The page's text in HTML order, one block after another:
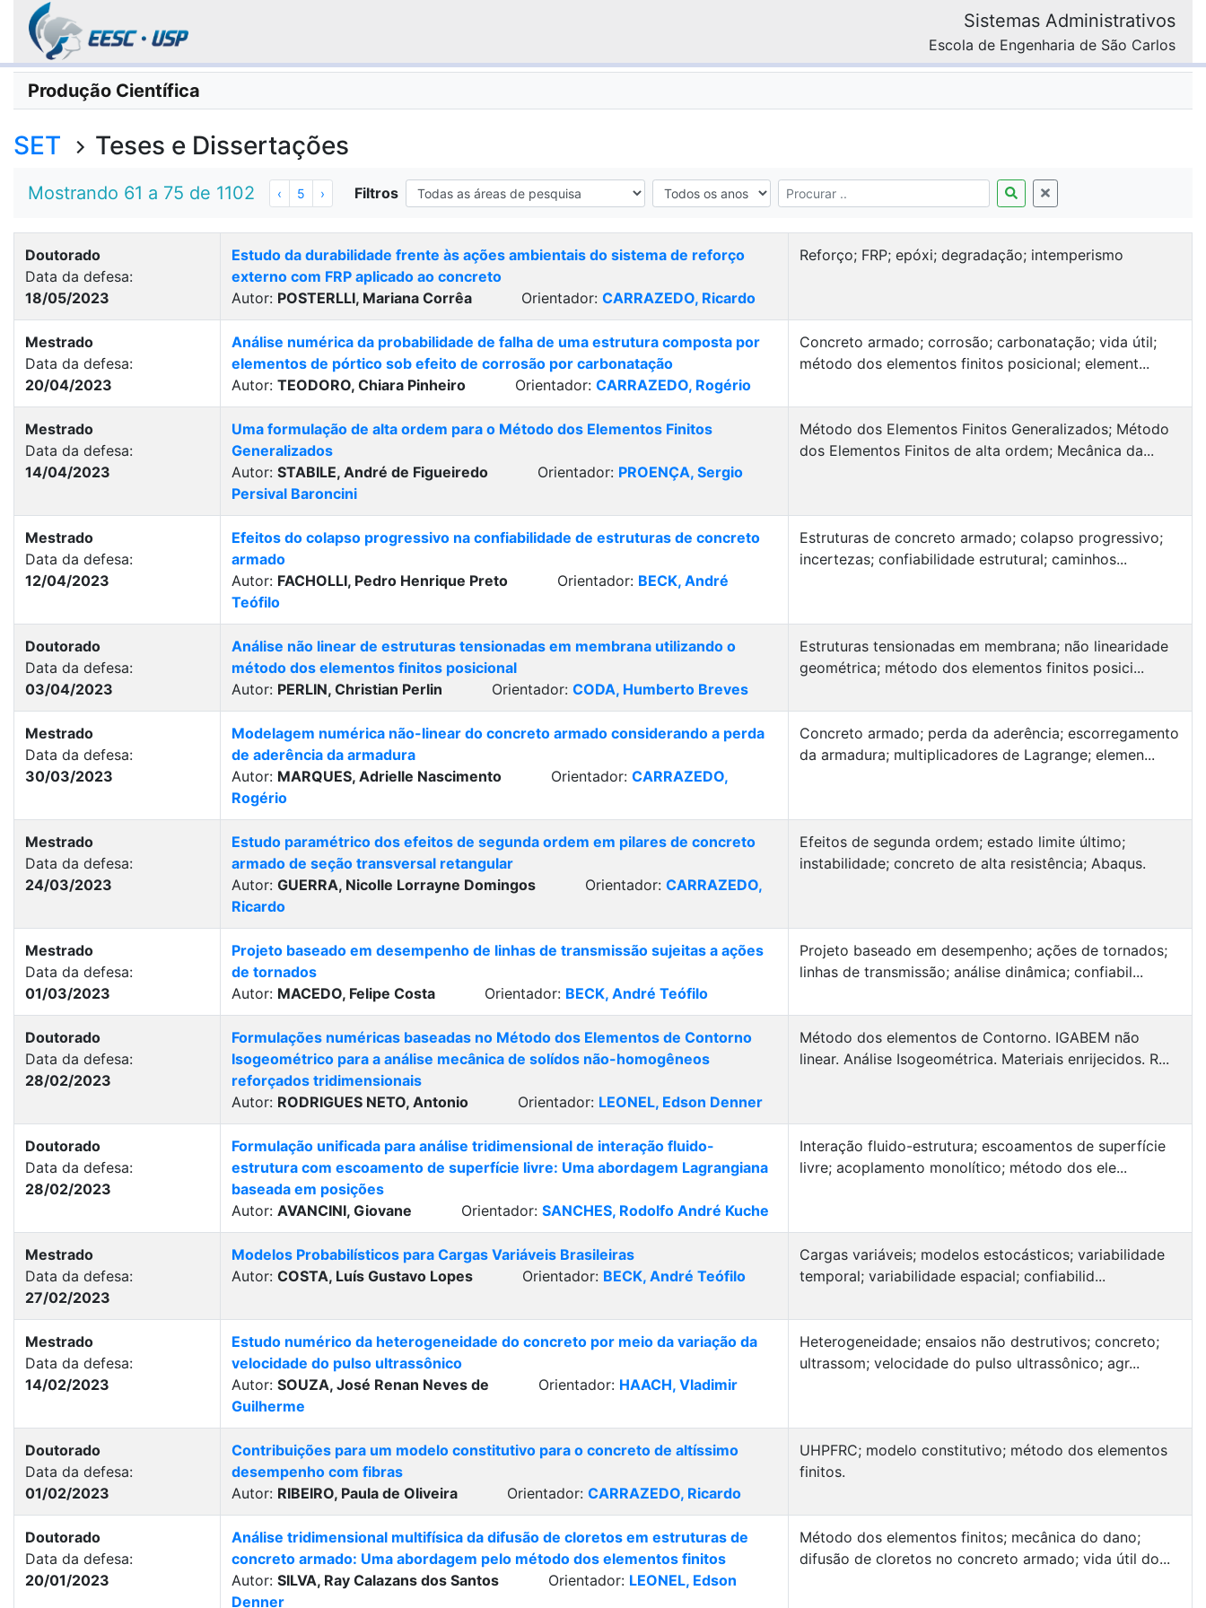
Sistemas Administrativos
Escola de Engenharia de São Carlos
Produção Científica
SET Teses e Dissertações
Mostrando 61 a 75 de 1102 ‹ 5 › Filtros
Doutorado
Data da defesa:
18/05/2023
Estudo da durabilidade frente às ações ambientais do sistema de reforço
externo com FRP aplicado ao concreto
Autor: POSTERLLI, Mariana Corrêa Orientador: CARRAZEDO, Ricardo
Reforço; FRP; epóxi; degradação; intemperismo
Mestrado
Data da defesa:
20/04/2023
Análise numérica da probabilidade de falha de uma estrutura composta por
elementos de pórtico sob efeito de corrosão por carbonatação
Autor: TEODORO, Chiara Pinheiro Orientador: CARRAZEDO, Rogério
Concreto armado; corrosão; carbonatação; vida útil;
método dos elementos finitos posicional; element...
Mestrado
Data da defesa:
14/04/2023
Uma formulação de alta ordem para o Método dos Elementos Finitos
Generalizados
Autor: STABILE, André de Figueiredo Orientador: PROENÇA, Sergio
Persival Baroncini
Método dos Elementos Finitos Generalizados; Método
dos Elementos Finitos de alta ordem; Mecânica da...
Mestrado
Data da defesa:
12/04/2023
Efeitos do colapso progressivo na confiabilidade de estruturas de concreto
armado
Autor: FACHOLLI, Pedro Henrique Preto Orientador: BECK, André
Teófilo
Estruturas de concreto armado; colapso progressivo;
incertezas; confiabilidade estrutural; caminhos...
Doutorado
Data da defesa:
03/04/2023
Análise não linear de estruturas tensionadas em membrana utilizando o
método dos elementos finitos posicional
Autor: PERLIN, Christian Perlin Orientador: CODA, Humberto Breves
Estruturas tensionadas em membrana; não linearidade
geométrica; método dos elementos finitos posici...
Mestrado
Data da defesa:
30/03/2023
Modelagem numérica não-linear do concreto armado considerando a perda
de aderência da armadura
Autor: MARQUES, Adrielle Nascimento Orientador: CARRAZEDO,
Rogério
Concreto armado; perda da aderência; escorregamento
da armadura; multiplicadores de Lagrange; elemen...
Mestrado
Data da defesa:
24/03/2023
Estudo paramétrico dos efeitos de segunda ordem em pilares de concreto
armado de seção transversal retangular
Autor: GUERRA, Nicolle Lorrayne Domingos Orientador: CARRAZEDO,
Ricardo
Efeitos de segunda ordem; estado limite último;
instabilidade; concreto de alta resistência; Abaqus.
Mestrado
Data da defesa:
01/03/2023
Projeto baseado em desempenho de linhas de transmissão sujeitas a ações
de tornados
Autor: MACEDO, Felipe Costa Orientador: BECK, André Teófilo
Projeto baseado em desempenho; ações de tornados;
linhas de transmissão; análise dinâmica; confiabil...
Doutorado
Data da defesa:
28/02/2023
Formulações numéricas baseadas no Método dos Elementos de Contorno
Isogeométrico para a análise mecânica de solídos não-homogêneos
reforçados tridimensionais
Autor: RODRIGUES NETO, Antonio Orientador: LEONEL, Edson Denner
Método dos elementos de Contorno. IGABEM não
linear. Análise Isogeométrica. Materiais enrijecidos. R...
Doutorado
Data da defesa:
28/02/2023
Formulação unificada para análise tridimensional de interação fluido-
estrutura com escoamento de superfície livre: Uma abordagem Lagrangiana
baseada em posições
Autor: AVANCINI, Giovane Orientador: SANCHES, Rodolfo André Kuche
Interação fluido-estrutura; escoamentos de superfície
livre; acoplamento monolítico; método dos ele...
Mestrado
Data da defesa:
27/02/2023
Modelos Probabilísticos para Cargas Variáveis Brasileiras
Autor: COSTA, Luís Gustavo Lopes Orientador: BECK, André Teófilo
Cargas variáveis; modelos estocásticos; variabilidade
temporal; variabilidade espacial; confiabilid...
Mestrado
Data da defesa:
14/02/2023
Estudo numérico da heterogeneidade do concreto por meio da variação da
velocidade do pulso ultrassônico
Autor: SOUZA, José Renan Neves de Orientador: HAACH, Vladimir
Guilherme
Heterogeneidade; ensaios não destrutivos; concreto;
ultrassom; velocidade do pulso ultrassônico; agr...
Doutorado
Data da defesa:
01/02/2023
Contribuições para um modelo constitutivo para o concreto de altíssimo
desempenho com fibras
Autor: RIBEIRO, Paula de Oliveira Orientador: CARRAZEDO, Ricardo
UHPFRC; modelo constitutivo; método dos elementos
finitos.
Doutorado
Data da defesa:
20/01/2023
Análise tridimensional multifísica da difusão de cloretos em estruturas de
concreto armado: Uma abordagem pelo método dos elementos finitos
Autor: SILVA, Ray Calazans dos Santos Orientador: LEONEL, Edson
Denner
Método dos elementos finitos; mecânica do dano;
difusão de cloretos no concreto armado; vida útil do...